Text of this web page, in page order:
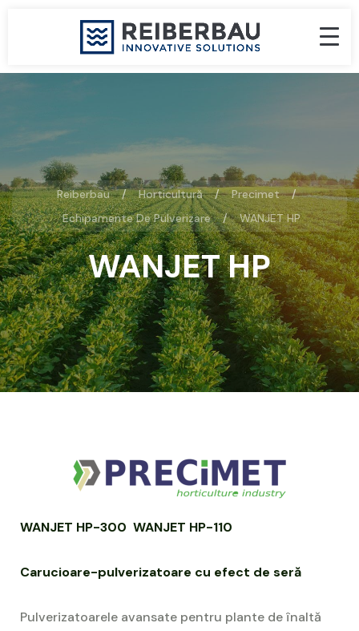
Reiberbau Horticultură
Precimet
Echipamente De Pulverizare
WANJET HP
WANJET HP
WANJET HP-300 WANJET HP-110
Carucioare-pulverizatoare cu efect de seră
Pulverizatoarele avansate pentru plante de înaltă